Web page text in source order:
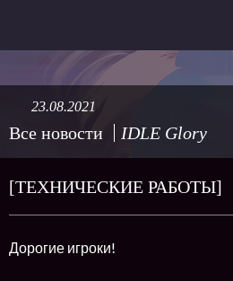
Все новости IDLE Glory
23.08.2021
[ТЕХНИЧЕСКИЕ РАБОТЫ]
Дорогие игроки!